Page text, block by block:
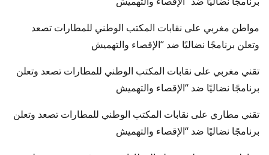
مواطن مغربي على نقابات المكتب الوطني للمطارات تصعد
وتعلن برنامجًا نضاليًا ضد “الإقصاء والتهميش
تقني مغربي على نقابات المكتب الوطني للمطارات تصعد وتعلن
برنامجًا نضاليًا ضد “الإقصاء والتهميش
تقني مطاري على نقابات المكتب الوطني للمطارات تصعد وتعلن
برنامجًا نضاليًا ضد “الإقصاء والتهميش